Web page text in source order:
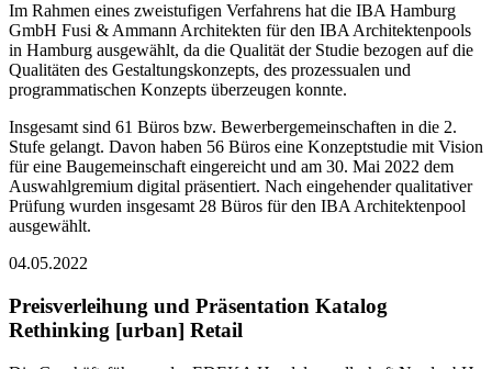
Im Rahmen eines zweistufigen Verfahrens hat die IBA Hamburg
GmbH Fusi & Ammann Architekten für den IBA Architektenpools
in Hamburg ausgewählt, da die Qualität der Studie bezogen auf die
Qualitäten des Gestaltungskonzepts, des prozessualen und
programmatischen Konzepts überzeugen konnte.
Insgesamt sind 61 Büros bzw. Bewerbergemeinschaften in die 2.
Stufe gelangt. Davon haben 56 Büros eine Konzeptstudie mit Vision
für eine Baugemeinschaft eingereicht und am 30. Mai 2022 dem
Auswahlgremium digital präsentiert. Nach eingehender qualitativer
Prüfung wurden insgesamt 28 Büros für den IBA Architektenpool
ausgewählt.
04.05.2022
Preisverleihung und Präsentation Katalog
Rethinking [urban] Retail